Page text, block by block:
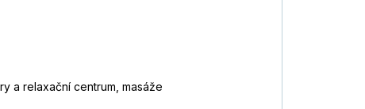
a relaxační centrum, masáže